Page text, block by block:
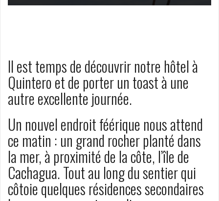
Il est temps de découvrir notre hôtel à
Quintero et de porter un toast à une
autre excellente journée.
Un nouvel endroit féérique nous attend
ce matin : un grand rocher planté dans
la mer, à proximité de la côte, l’île de
Cachagua. Tout au long du sentier qui
côtoie quelques résidences secondaires